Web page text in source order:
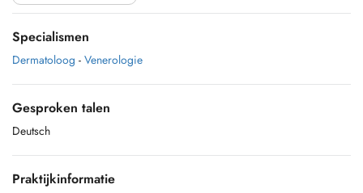
Specialismen
Dermatoloog - Venerologie
Gesproken talen
Deutsch
Praktijkinformatie